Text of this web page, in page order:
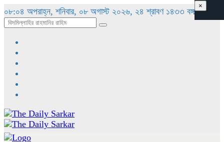
০৮:০৪ অপরাহ্ন, শনিবার, ০৮ অগাস্ট ২০২৬, ২৪ শ্রাবণ ১৪৩৩ বঙ্গাব্দ
×